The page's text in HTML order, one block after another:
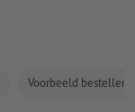
Voorbeeld bestellen